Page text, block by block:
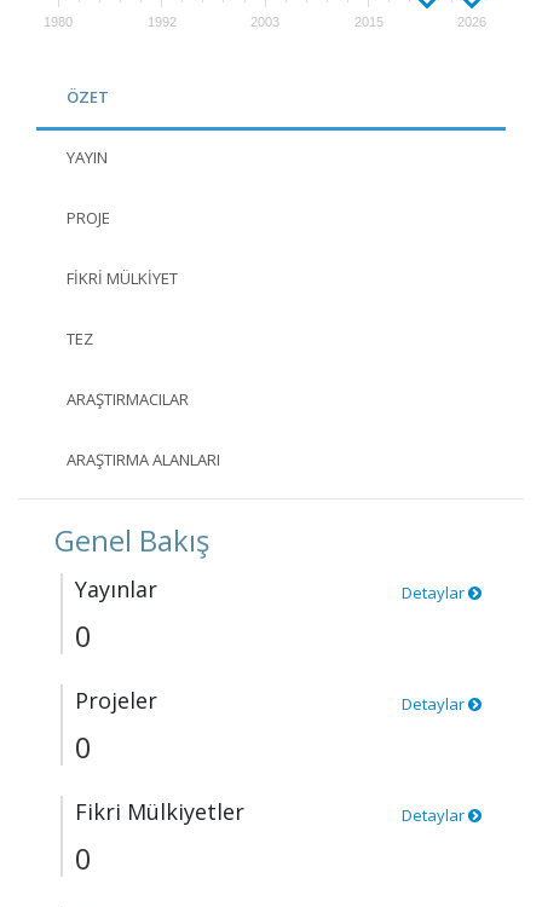
1980 1992 2003 2015 2026
ÖZET
YAYIN
PROJE
FIKRI MÜLKIYET
TEZ
ARAŞTIRMACILAR
ARAŞTIRMA ALANLARI
Genel Bakış
Yayınlar Detaylar
0
Projeler Detaylar
0
Fikri Mülkiyetler Detaylar
0